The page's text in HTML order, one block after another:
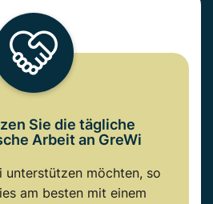
Sie die tägliche
Arbeit an GreWi
unterstützen möchten, so
am besten mit einem